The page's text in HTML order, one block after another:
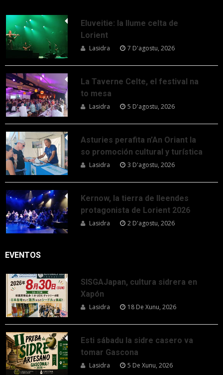
Eluveitie: la llume celta de
Lorient
Lasidra 7 D'agostu, 2026
La Taverne Celte, el festival na
to mesa
Lasidra 5 D'agostu, 2026
Asturies perafita n’An Oriant la
so promoción cultural y turística
Lasidra 3 D'agostu, 2026
Kernow, la tierra de lleendes
protagonista de Lorient 2026
Lasidra 2 D'agostu, 2026
EVENTOS
SISGAJapan, cultura sidrera en
Xapón
Lasidra 18 De Xunu, 2026
Esti sábadu la sidre casero va
tomar Gascona
Lasidra 5 De Xunu, 2026